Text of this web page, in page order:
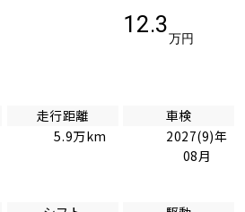
12.3
万円
走行距離
5.9万km
車検
2027(9)年
08月